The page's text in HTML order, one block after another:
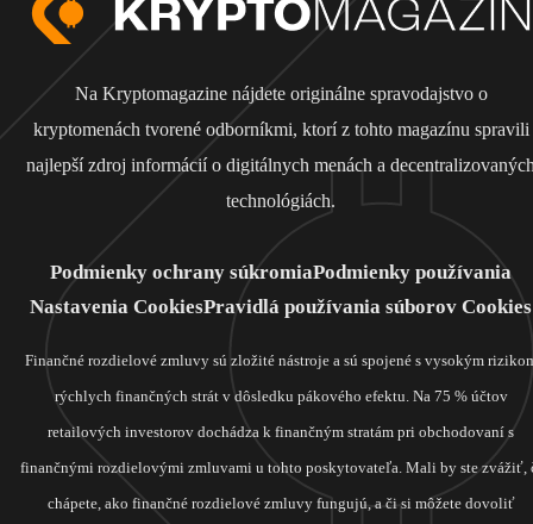
Na Kryptomagazine nájdete originálne spravodajstvo o
kryptomenách tvorené odborníkmi, ktorí z tohto magazínu spravili
najlepší zdroj informácií o digitálnych menách a
technológiách.
Podmienky ochrany súkromiaPodmienky používania
Nastavenia CookiesPravidlá používania súborov Cookies
Finančné rozdielové zmluvy sú zložité nástroje a sú spojené s vysokým
rýchlych finančných strát v dôsledku pákového efektu. Na 75 % účtov
retailových investorov dochádza k finančným stratám pri obchodovaní s
finančnými rozdielovými zmluvami u tohto poskytovateľa. Mali by ste zvážiť,
chápete, ako finančné rozdielové zmluvy fungujú, a či si môžete dovoliť